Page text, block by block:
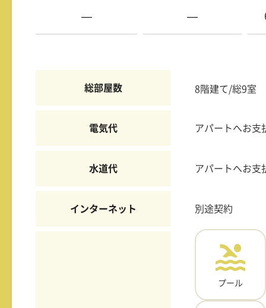
— —
総部屋数 8階建て/総9室
電気代 アパートへお支
水道代 アパートへお支
インターネット 別途契約
プール